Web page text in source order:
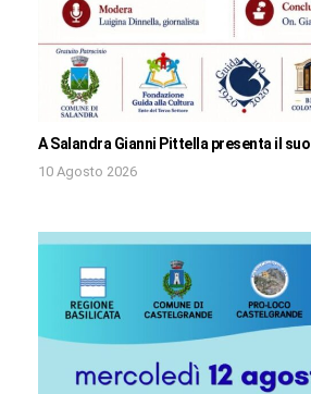
A Salandra Gianni Pittella presenta il
10 Agosto 2026